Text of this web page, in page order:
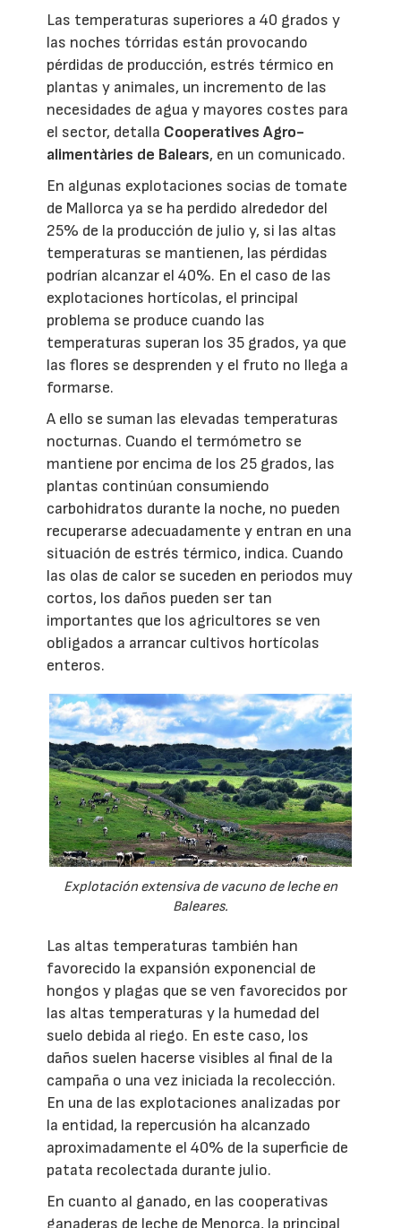
Las temperaturas superiores a 40 grados y
las noches tórridas están provocando
pérdidas de producción, estrés térmico en
plantas y animales, un incremento de las
necesidades de agua y mayores costes para
el sector, detalla Cooperatives Agro-
alimentàries de Balears, en un comunicado.
En algunas explotaciones socias de tomate
de Mallorca ya se ha perdido alrededor del
25% de la producción de julio y, si las altas
temperaturas se mantienen, las pérdidas
podrían alcanzar el 40%. En el caso de las
explotaciones hortícolas, el principal
problema se produce cuando las
temperaturas superan los 35 grados, ya que
las flores se desprenden y el fruto no llega a
formarse.
A ello se suman las elevadas temperaturas
nocturnas. Cuando el termómetro se
mantiene por encima de los 25 grados, las
plantas continúan consumiendo
carbohidratos durante la noche, no pueden
recuperarse adecuadamente y entran en una
situación de estrés térmico, indica. Cuando
las olas de calor se suceden en periodos muy
cortos, los daños pueden ser tan
importantes que los agricultores se ven
obligados a arrancar cultivos hortícolas
enteros.
Explotación extensiva de vacuno de leche en
Baleares.
Las altas temperaturas también han
favorecido la expansión exponencial de
hongos y plagas que se ven favorecidos por
las altas temperaturas y la humedad del
suelo debida al riego. En este caso, los
daños suelen hacerse visibles al final de la
campaña o una vez iniciada la recolección.
En una de las explotaciones analizadas por
la entidad, la repercusión ha alcanzado
aproximadamente el 40% de la superficie de
patata recolectada durante julio.
En cuanto al ganado, en las cooperativas
ganaderas de leche de Menorca, la principal